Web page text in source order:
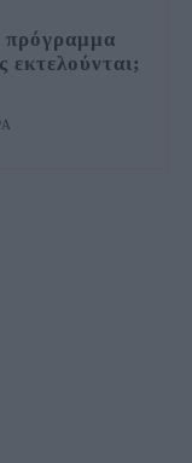
εκτελούνται;